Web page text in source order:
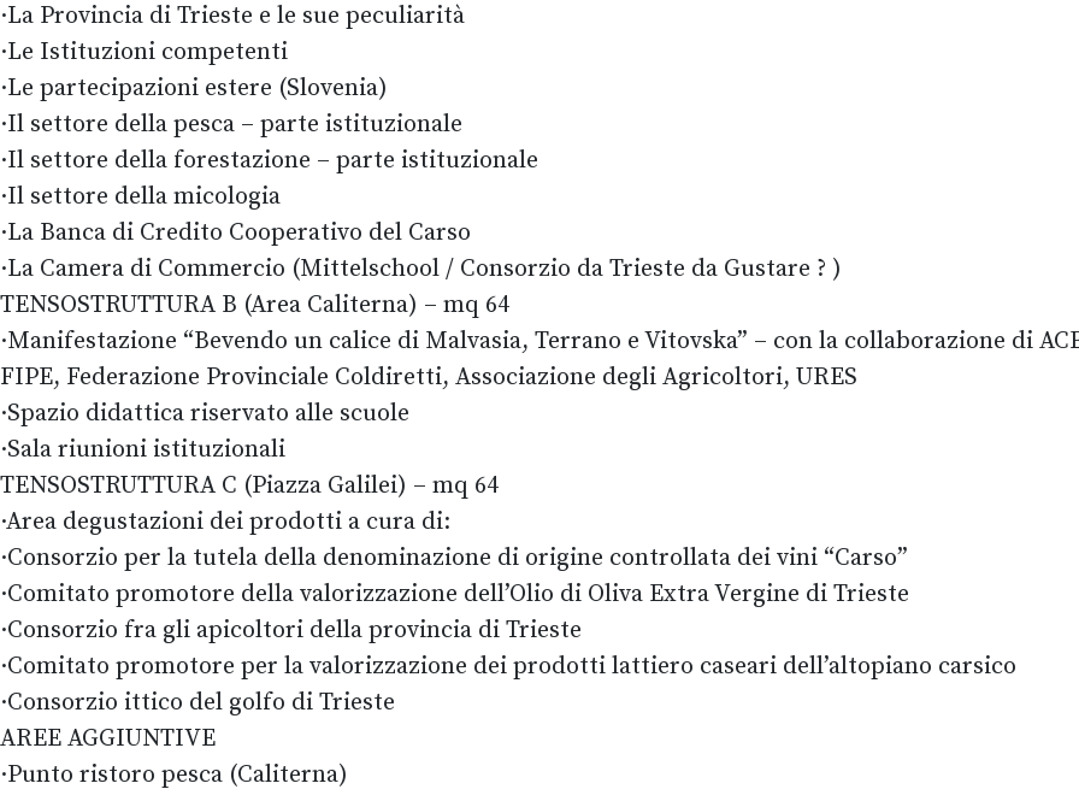
·La Provincia di Trieste e le sue peculiarità
·Le Istituzioni competenti
·Le partecipazioni estere (Slovenia)
·Il settore della pesca – parte istituzionale
·Il settore della forestazione – parte istituzionale
·Il settore della micologia
·La Banca di Credito Cooperativo del Carso
·La Camera di Commercio (Mittelschool / Consorzio da Trieste da Gustare ? )
TENSOSTRUTTURA B (Area Caliterna) – mq 64
·Manifestazione “Bevendo un calice di Malvasia, Terrano e Vitovska” – con la collaborazione di
FIPE, Federazione Provinciale Coldiretti, Associazione degli Agricoltori, URES
·Spazio didattica riservato alle scuole
·Sala riunioni istituzionali
TENSOSTRUTTURA C (Piazza Galilei) – mq 64
·Area degustazioni dei prodotti a cura di:
·Consorzio per la tutela della denominazione di origine controllata dei vini “Carso”
·Comitato promotore della valorizzazione dell’Olio di Oliva Extra Vergine di Trieste
·Consorzio fra gli apicoltori della provincia di Trieste
·Comitato promotore per la valorizzazione dei prodotti lattiero caseari dell’altopiano carsico
·Consorzio ittico del golfo di Trieste
AREE AGGIUNTIVE
·Punto ristoro pesca (Caliterna)